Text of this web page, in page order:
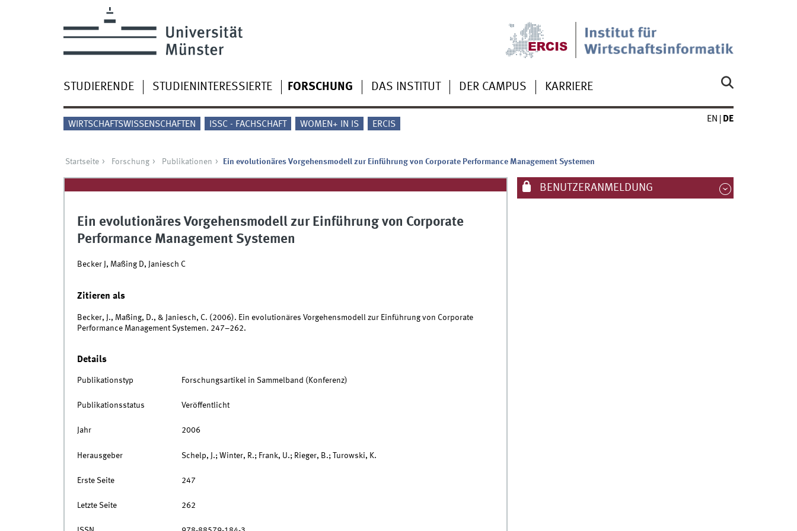
STUDIERENDE STUDIENINTERESSIERTE FORSCHUNG DAS INSTITUT DER CAMPUS KARRIERE
WIRTSCHAFTSWISSENSCHAFTEN ISSC - FACHSCHAFT WOMEN+ IN IS ERCIS
EN DE
Startseite Forschung Publikationen Ein evolutionäres Vorgehensmodell zur Einführung von Corporate Performance Management Systemen
Ein evolutionäres Vorgehensmodell zur Einführung von Corporate
Performance Management Systemen
Becker J, Maßing D, Janiesch C
Zitieren als
Becker, J., Maßing, D., & Janiesch, C. (2006). Ein evolutionäres Vorgehensmodell zur Einführung von Corporate
Performance Management Systemen. 247–262.
Details
Publikationstyp Forschungsartikel in Sammelband (Konferenz)
Publikationsstatus Veröffentlicht
Jahr 2006
Herausgeber Schelp, J.; Winter, R.; Frank, U.; Rieger, B.; Turowski, K.
Erste Seite 247
Letzte Seite 262
BENUTZERANMELDUNG